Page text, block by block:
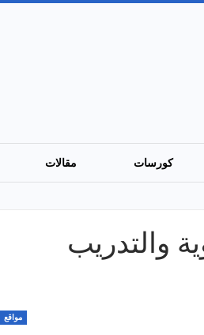
كورسات مقالات
والتدريب
مواقع